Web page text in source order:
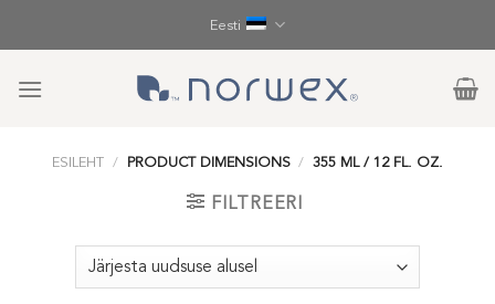
Eesti
ESILEHT / PRODUCT DIMENSIONS / 355 ML / 12 FL. OZ.
FILTREERI